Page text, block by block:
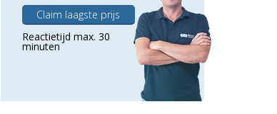
Claim laagste prijs
Reactietijd max. 30
minuten